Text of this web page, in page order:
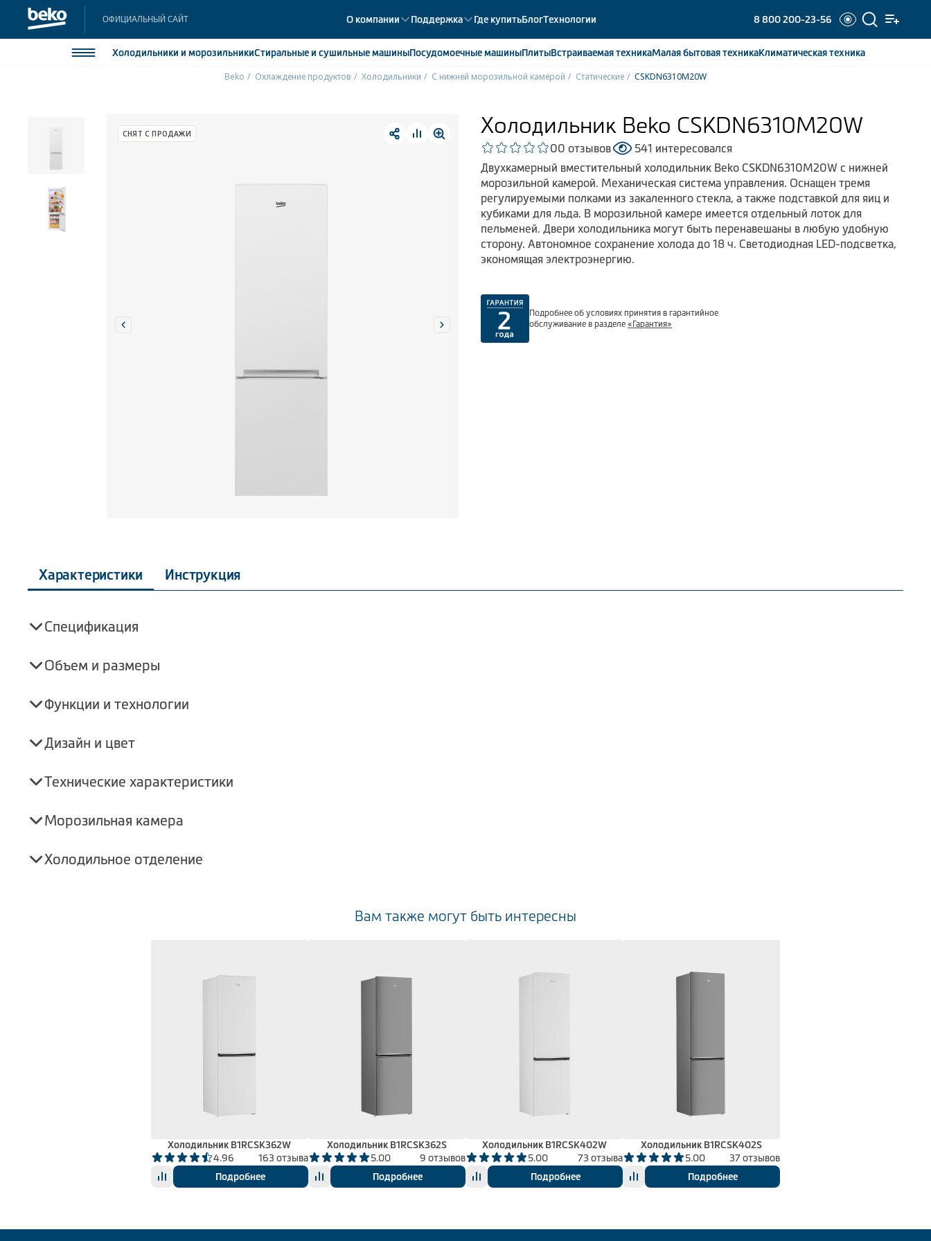
ОФИЦИАЛЬНЫЙ САЙТ О компании Поддержка Где купитьБлогТехнологии 8 800 200-23-56
Холодильники и морозильникиСтиральные и сушильные машиныПосудомоечныемашиныПлитыВстраиваемаятехникаМалая бытоваятехникаКлиматическаятехника
Стиральные и сушильные машины
Посудомоечные машины
Встраиваемая техника
Beko Охлаждение продуктов Холодильники С нижней морозильной камерой Статические CSKDN6310M20W
СНЯТ С ПРОДАЖИ Холодильник Beko CSKDN6310M20W
00 отзывов
541 интересовался
Двухкамерный вместительный холодильник Beko CSKDN6310M20W с нижней
морозильной камерой. Механическая система управления. Оснащен тремя
регулируемыми полками из закаленного стекла, а также подставкой для яиц и
кубиками для льда. В морозильной камере имеется отдельный лоток для
пельменей. Двери холодильника могут быть перенавешаны в любую удобную
сторону. Автономное сохранение холода до 18 ч. Светодиодная LED-подсветка,
экономящая электроэнергию.
Подробнее об условиях принятия в гарантийное
обслуживание в разделе «Гарантия»
Характеристики Инструкция
Спецификация
Объем и размеры
Функции и технологии
Дизайн и цвет
Технические характеристики
Морозильная камера
Холодильное отделение
Вам также могут быть интересны
Холодильник B1RCSK362W
4.96
163 отзыва
Подробнее
Холодильник B1RCSK362S
5.00
9 отзывов
Подробнее
Холодильник B1RCSK402W
5.00
73 отзыва
Подробнее
Холодильник B1RCSK402S
5.00
37 отзывов
Подробнее